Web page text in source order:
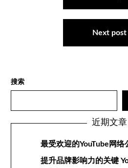
Next post
搜索
近期文章
最受欢迎的YouTube网
提升品牌影响力的关键